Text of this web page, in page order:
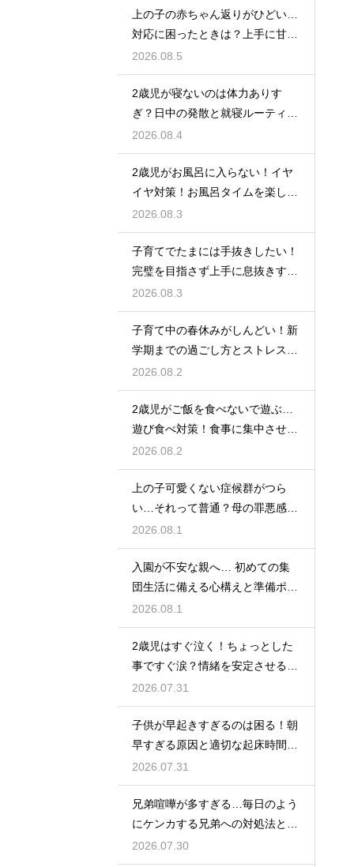
上の子の赤ちゃん返りがひどい…
対応に困ったときは？上手に甘え
させつつ成長を促す接し方
2026.08.5
2歳児が寝ないのは体力ありす
ぎ？日中の発散と就寝ルーティン
でぐっすり作戦
2026.08.4
2歳児がお風呂に入らない！イヤ
イヤ対策！お風呂タイムを楽しく
するアイデア
2026.08.3
子育てでたまには手抜きしたい！
完璧を目指さず上手に息抜きする
ライフハック集
2026.08.3
子育て中の春休みがしんどい！新
学期までの過ごし方とストレス軽
減アイデア
2026.08.2
2歳児がご飯を食べないで遊ぶ…
遊び食べ対策！食事に集中させる
環境づくり
2026.08.2
上の子可愛くない症候群がつら
い…それって普通？母の罪悪感を
和らげる対処法
2026.08.1
入園が不安な親へ… 初めての集
団生活に備える心構えと準備ポイ
ントを紹介
2026.08.1
2歳児はすぐ泣く！ちょっとした
事ですぐ涙？情緒を安定させる関
わり方
2026.07.31
子供が早起きすぎるのは困る！朝
早すぎる原因と適切な起床時間へ
の調整法
2026.07.31
兄弟喧嘩が多すぎる…毎日のよう
にケンカする兄弟への対処法と仲
直りさせるコツ
2026.07.30